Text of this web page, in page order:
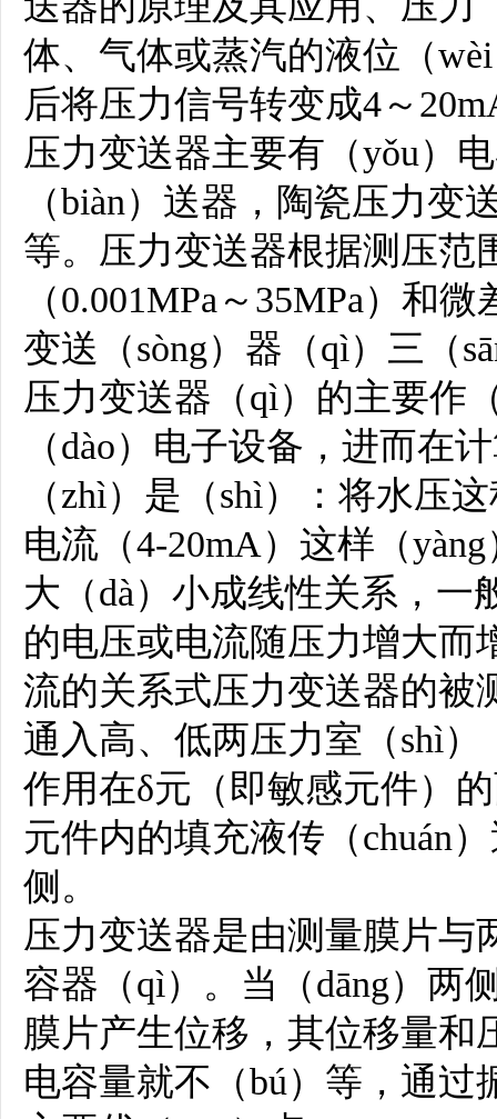
体、气体或蒸汽的液位（
后将压力信号转变成4～
压力变送器主要有（yǒu）
（biàn）送器，陶瓷压力
等。压力变送器根据测压范
（0.001MPa～35MPa）和
变送（sòng）器（qì）三（
压力变送器（qì）的主要作
（dào）电子设备，进而在
（zhì）是（shì）：将水压
电流（4-20mA）这样（
大（dà）小成线性关系，一
的电压或电流随压力增大而
流的关系式压力变送器的被
通入高、低两压力室（shì
作用在δ元（即敏感元件）
元件内的填充液传（chuán
侧。
压力变送器是由测量膜片与
容器（qì）。当（dāng）两
膜片产生位移，其位移量和
电容量就不（bú）等，通过